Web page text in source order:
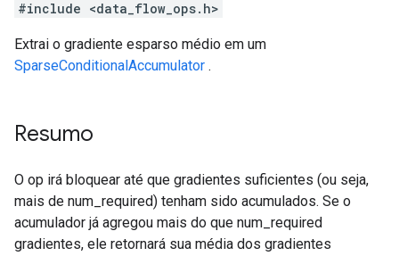
#include <data_flow_ops.h>
Extrai o gradiente esparso médio em um
SparseConditionalAccumulator .
Resumo
O op irá bloquear até que gradientes suficientes (ou seja,
mais de num_required) tenham sido acumulados. Se o
acumulador já agregou mais do que num_required
gradientes, ele retornará sua média dos gradientes